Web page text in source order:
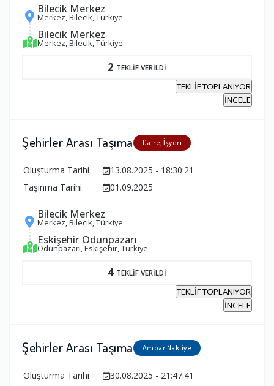
Bilecik Merkez
Merkez, Bilecik, Türkiye
Bilecik Merkez
Merkez, Bilecik, Türkiye
2 TEKLİF VERİLDİ
TEKLİF TOPLANIYOR
İNCELE
Şehirler Arası Taşıma Daire, İşyeri
Oluşturma Tarihi
13.08.2025 - 18:30:21
Taşınma Tarihi
01.09.2025
Bilecik Merkez
Merkez, Bilecik, Türkiye
Eskişehir Odunpazarı
Odunpazarı, Eskişehir, Türkiye
4 TEKLİF VERİLDİ
TEKLİF TOPLANIYOR
İNCELE
Şehirler Arası Taşıma Ambar Nakliye
Oluşturma Tarihi
30.08.2025 - 21:47:41